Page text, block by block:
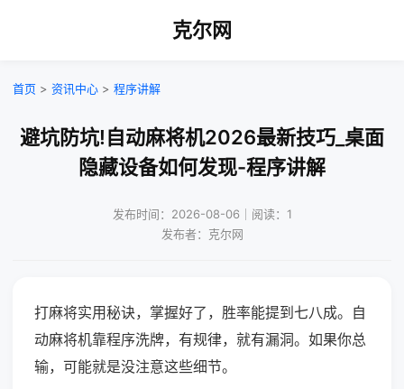
克尔网
首页 > 资讯中心 > 程序讲解
避坑防坑!自动麻将机2026最新技巧_桌面
隐藏设备如何发现-程序讲解
发布时间：2026-08-06｜阅读：1
发布者：克尔网
打麻将实用秘诀，掌握好了，胜率能提到七八成。自
动麻将机靠程序洗牌，有规律，就有漏洞。如果你总
输，可能就是没注意这些细节。